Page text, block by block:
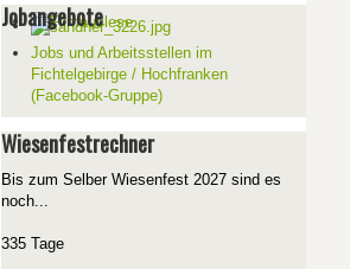
Jobangebote
Jobs und Arbeitsstellen im
Fichtelgebirge / Hochfranken
(Facebook-Gruppe)
Wiesenfestrechner
Bis zum Selber Wiesenfest 2027 sind es
noch...
335 Tage